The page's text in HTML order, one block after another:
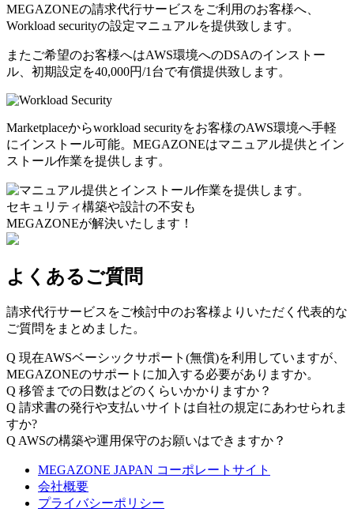
MEGAZONEの請求代行サービスをご利用のお客様へ、
Workload securityの設定マニュアルを提供致します。
またご希望のお客様へはAWS環境へのDSAのインストー
ル、初期設定を40,000円/1台で有償提供致します。
Marketplaceからworkload securityをお客様のAWS環境へ手軽
にインストール可能。MEGAZONEはマニュアル提供とイン
ストール作業を提供します。
セキュリティ構築や設計の不安も
MEGAZONEが解決いたします！
よくあるご質問
請求代行サービスをご検討中のお客様よりいただく代表的な
ご質問をまとめました。
Q 現在AWSベーシックサポート(無償)を利用していますが、
MEGAZONEのサポートに加入する必要がありますか。
Q 移管までの日数はどのくらいかかりますか？
Q 請求書の発行や支払いサイトは自社の規定にあわせられま
すか?
Q AWSの構築や運用保守のお願いはできますか？
MEGAZONE JAPAN コーポレートサイト
会社概要
プライバシーポリシー